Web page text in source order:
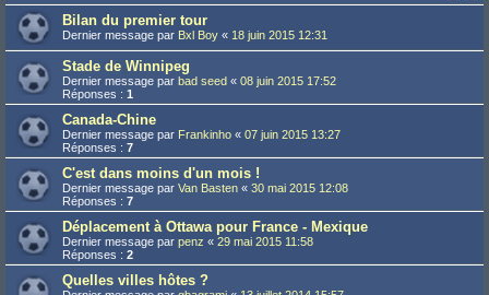
Bilan du premier tour
Dernier message par Bxl Boy « 18 juin 2015 12:31
Stade de Winnipeg
Dernier message par bad seed « 08 juin 2015 17:52
Réponses : 1
Canada-Chine
Dernier message par Frankinho « 07 juin 2015 13:27
Réponses : 7
C'est dans moins d'un mois !
Dernier message par Van Basten « 30 mai 2015 12:08
Réponses : 7
Déplacement à Ottawa pour France - Mexique
Dernier message par penz « 29 mai 2015 11:58
Réponses : 2
Quelles villes hôtes ?